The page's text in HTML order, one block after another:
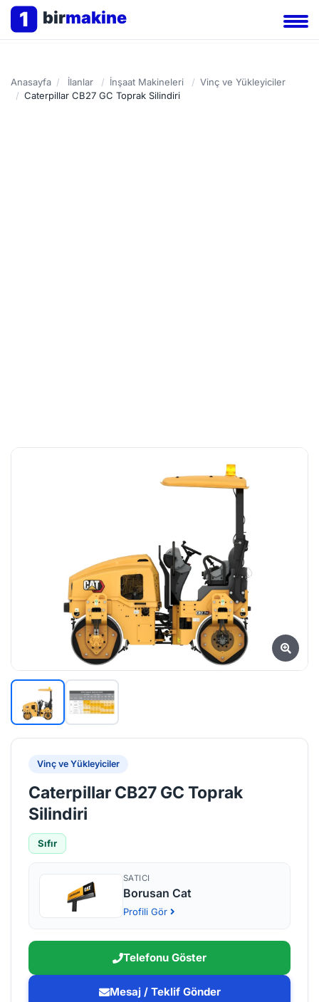
1 birmakine
Anasayfa / İlanlar / İnşaat Makineleri / Vinç ve Yükleyiciler
/ Caterpillar CB27 GC Toprak Silindiri
Vinç ve Yükleyiciler
Caterpillar CB27 GC Toprak
Silindiri
Sıfır
SATICI
Borusan Cat
Profili Gör
Telefonu Göster
Mesaj / Teklif Gönder